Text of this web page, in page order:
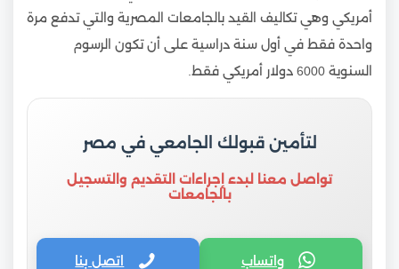
أمريكي وهي تكاليف القيد بالجامعات المصرية والتي تدفع مرة
واحدة فقط في أول سنة دراسية على أن تكون الرسوم
السنوية 6000 دولار أمريكي فقط.
لتأمين قبولك الجامعي في مصر
تواصل معنا لبدء إجراءات التقديم والتسجيل
بالجامعات
واتساب اتصل بنا